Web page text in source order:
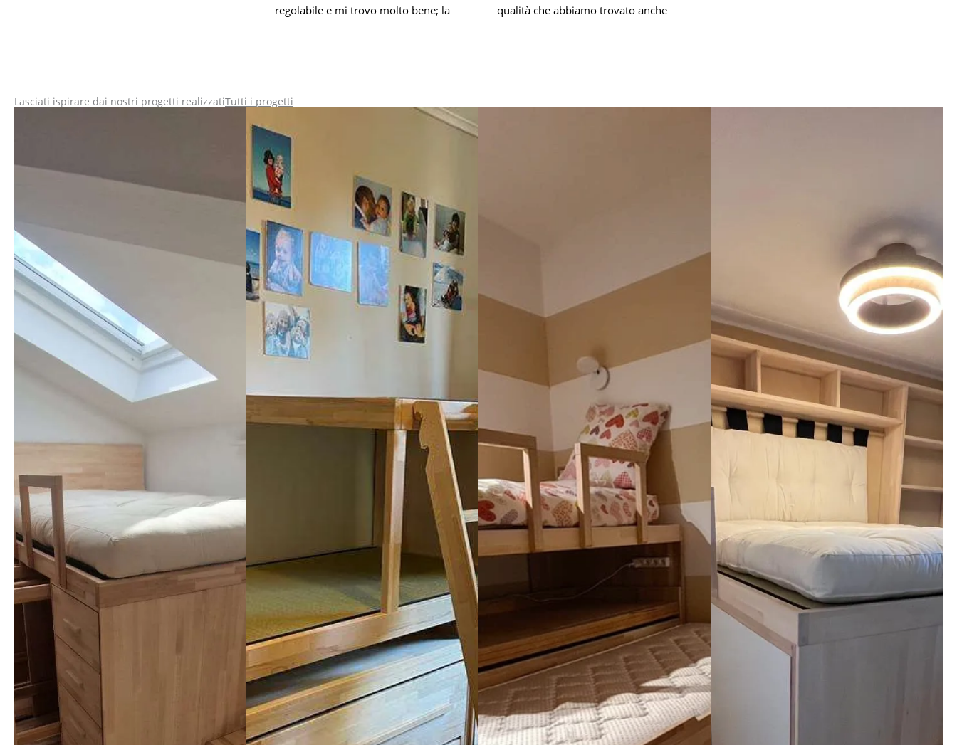
regolabile e mi trovo molto bene; la
utilizzarla per 8 ore lavorative. Inoltre
mi mancava una vite, smarrita col
tempo, ed il servizio clienti mi ha
spedito 2 filetti completi senza
problemi, così ho anche i ricambi. È
un'ottima azienda. Grazie
qualità che abbiamo trovato anche
Lasciati ispirare dai nostri progetti realizzatiTutti i progetti